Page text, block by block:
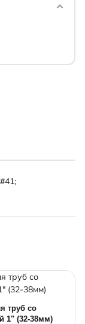
труб со
1" (32-38мм)